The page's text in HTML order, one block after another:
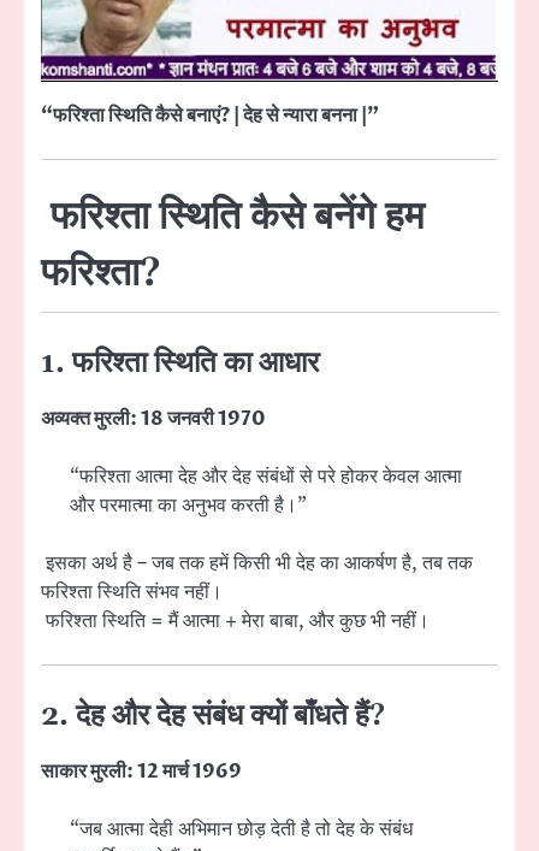
“फरिश्ता स्थिति कैसे बनाएं? | देह से न्यारा बनना |”
फरिश्ता स्थिति कैसे बनेंगे हम
फरिश्ता?
1. फरिश्ता स्थिति का आधार
अव्यक्त मुरली: 18 जनवरी 1970
“फरिश्ता आत्मा देह और देह संबंधों से परे होकर केवल आत्मा
और परमात्मा का अनुभव करती है।”
इसका अर्थ है – जब तक हमें किसी भी देह का आकर्षण है, तब तक
फरिश्ता स्थिति संभव नहीं।
फरिश्ता स्थिति = मैं आत्मा + मेरा बाबा, और कुछ भी नहीं।
2. देह और देह संबंध क्यों बाँधते हैं?
साकार मुरली: 12 मार्च 1969
“जब आत्मा देही अभिमान छोड़ देती है तो देह के संबंध